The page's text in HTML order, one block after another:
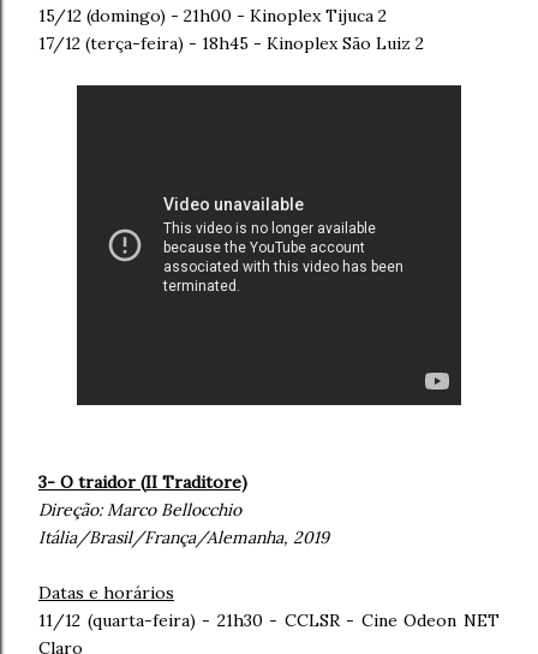
15/12 (domingo) - 21h00 - Kinoplex Tijuca 2
17/12 (terça-feira) - 18h45 - Kinoplex São Luiz 2
3- O traidor (II Traditore)
Direção:Marco Bellocchio
Itália/Brasil/França/Alemanha, 2019
Datas e horários
11/12 (quarta-feira) - 21h30 - CCLSR - Cine Odeon NET
Claro